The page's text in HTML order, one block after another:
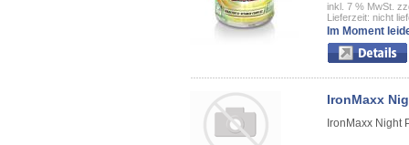
inkl. 7 % MwSt.
Lieferzeit: nicht
Im Moment
IronMaxx
IronMaxx Night